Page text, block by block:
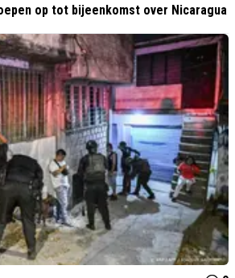
op tot bijeenkomst over Nicaragua